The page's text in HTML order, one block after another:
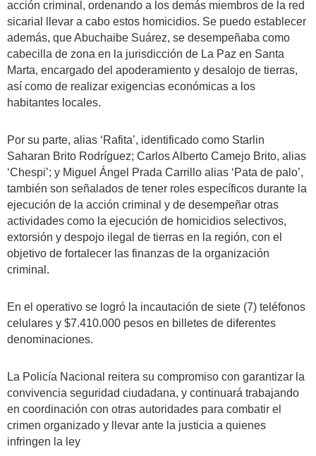
acción criminal, ordenando a los demás miembros de la red
sicarial llevar a cabo estos homicidios. Se puedo establecer
además, que Abuchaibe Suárez, se desempeñaba como
cabecilla de zona en la jurisdicción de La Paz en Santa
Marta, encargado del apoderamiento y desalojo de tierras,
así como de realizar exigencias económicas a los
habitantes locales.
Por su parte, alias ‘Rafita’, identificado como Starlin
Saharan Brito Rodríguez; Carlos Alberto Camejo Brito, alias
‘Chespi’; y Miguel Ángel Prada Carrillo alias ‘Pata de palo’,
también son señalados de tener roles específicos durante la
ejecución de la acción criminal y de desempeñar otras
actividades como la ejecución de homicidios selectivos,
extorsión y despojo ilegal de tierras en la región, con el
objetivo de fortalecer las finanzas de la organización
criminal.
En el operativo se logró la incautación de siete (7) teléfonos
celulares y $7.410.000 pesos en billetes de diferentes
denominaciones.
La Policía Nacional reitera su compromiso con garantizar la
convivencia seguridad ciudadana, y continuará trabajando
en coordinación con otras autoridades para combatir el
crimen organizado y llevar ante la justicia a quienes
infringen la ley